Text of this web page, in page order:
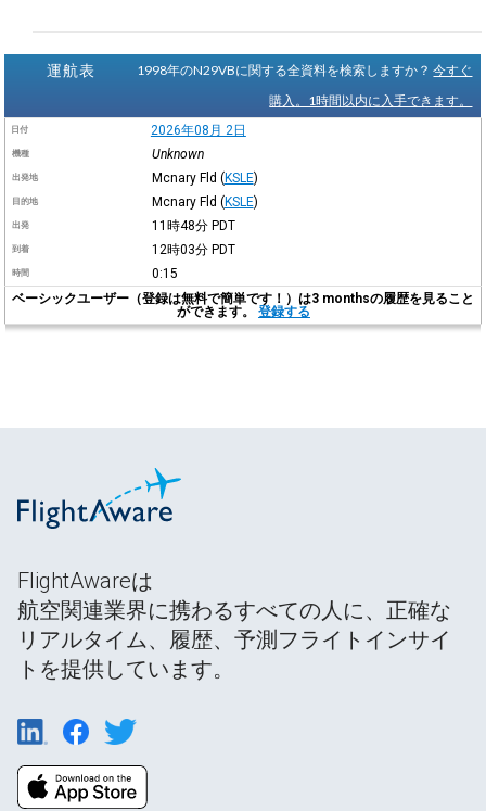
運航表 1998年のN29VBに関する全資料を検索しますか？今すぐ
購入。1時間以内に入手できます。
日付 2026年08月 2日
機種 Unknown
出発地 Mcnary Fld (KSLE)
目的地 Mcnary Fld (KSLE)
出発 11時48分 PDT
到着 12時03分 PDT
時間
0:15
ベーシックユーザー（登録は無料で簡単です！）は3 monthsの履歴を見ること
ができます。 登録する
FlightAwareは
航空関連業界に携わるすべての人に、正確な
リアルタイム、履歴、予測フライトインサイ
トを提供しています。